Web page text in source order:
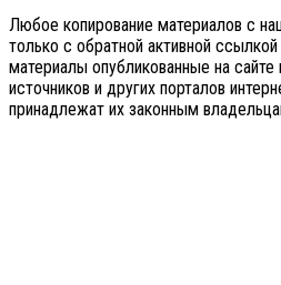
Любое копирование материалов с
только с обратной активной
материалы опубликованные на
источников и других порталов
принадлежат их законным